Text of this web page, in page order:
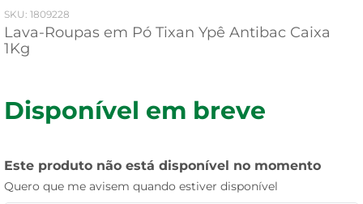
: 1809228
Lava-Roupas em Pó Tixan Ypê Antibac Caixa
1Kg
Disponível em breve
Este produto não está disponível no momento
Quero que me avisem quando estiver disponível